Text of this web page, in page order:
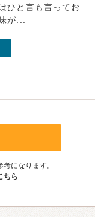
ひと言も言ってお
が...
になります。
ちら